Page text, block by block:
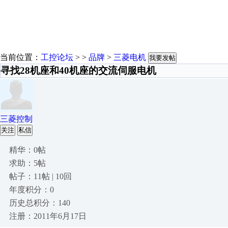
当前位置： 工控论坛 > > 品牌 > 三菱电机 我要发帖
寻找28机座和40机座的交流伺服电机
三菱控制
关注 私信
精华：0帖
求助：5帖
帖子：11帖 | 10回
年度积分：0
历史总积分：140
注册：2011年6月17日